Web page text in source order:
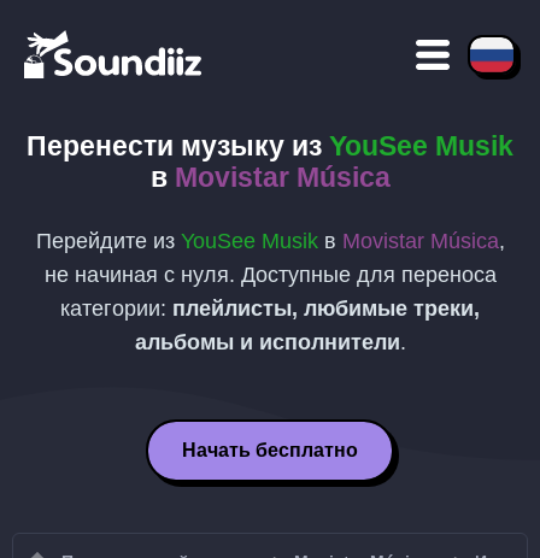
Перенести музыку из YouSee Musik
в Movistar Música
Перейдите из YouSee Musikв Movistar Música,
не начиная с нуля. Доступные для переноса
категории: плейлисты, любимые треки,
альбомы и исполнители.
Начать бесплатно